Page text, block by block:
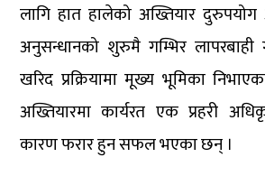
लागि हात हालेको अख्तियार
अनुसन्धानको शुरुमै गम्भिर
खरिद प्रक्रियामा मूख्य भूमिका
अख्तियारमा कार्यरत एक प्रहरी
कारण फरार हुन सफल भएका छन् ।